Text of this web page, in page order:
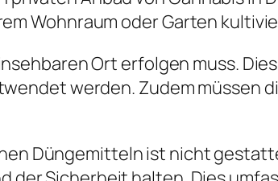
Wohnraum oder Garten
Ort erfolgen muss.
werden. Zudem müssen
Düngemitteln ist nicht